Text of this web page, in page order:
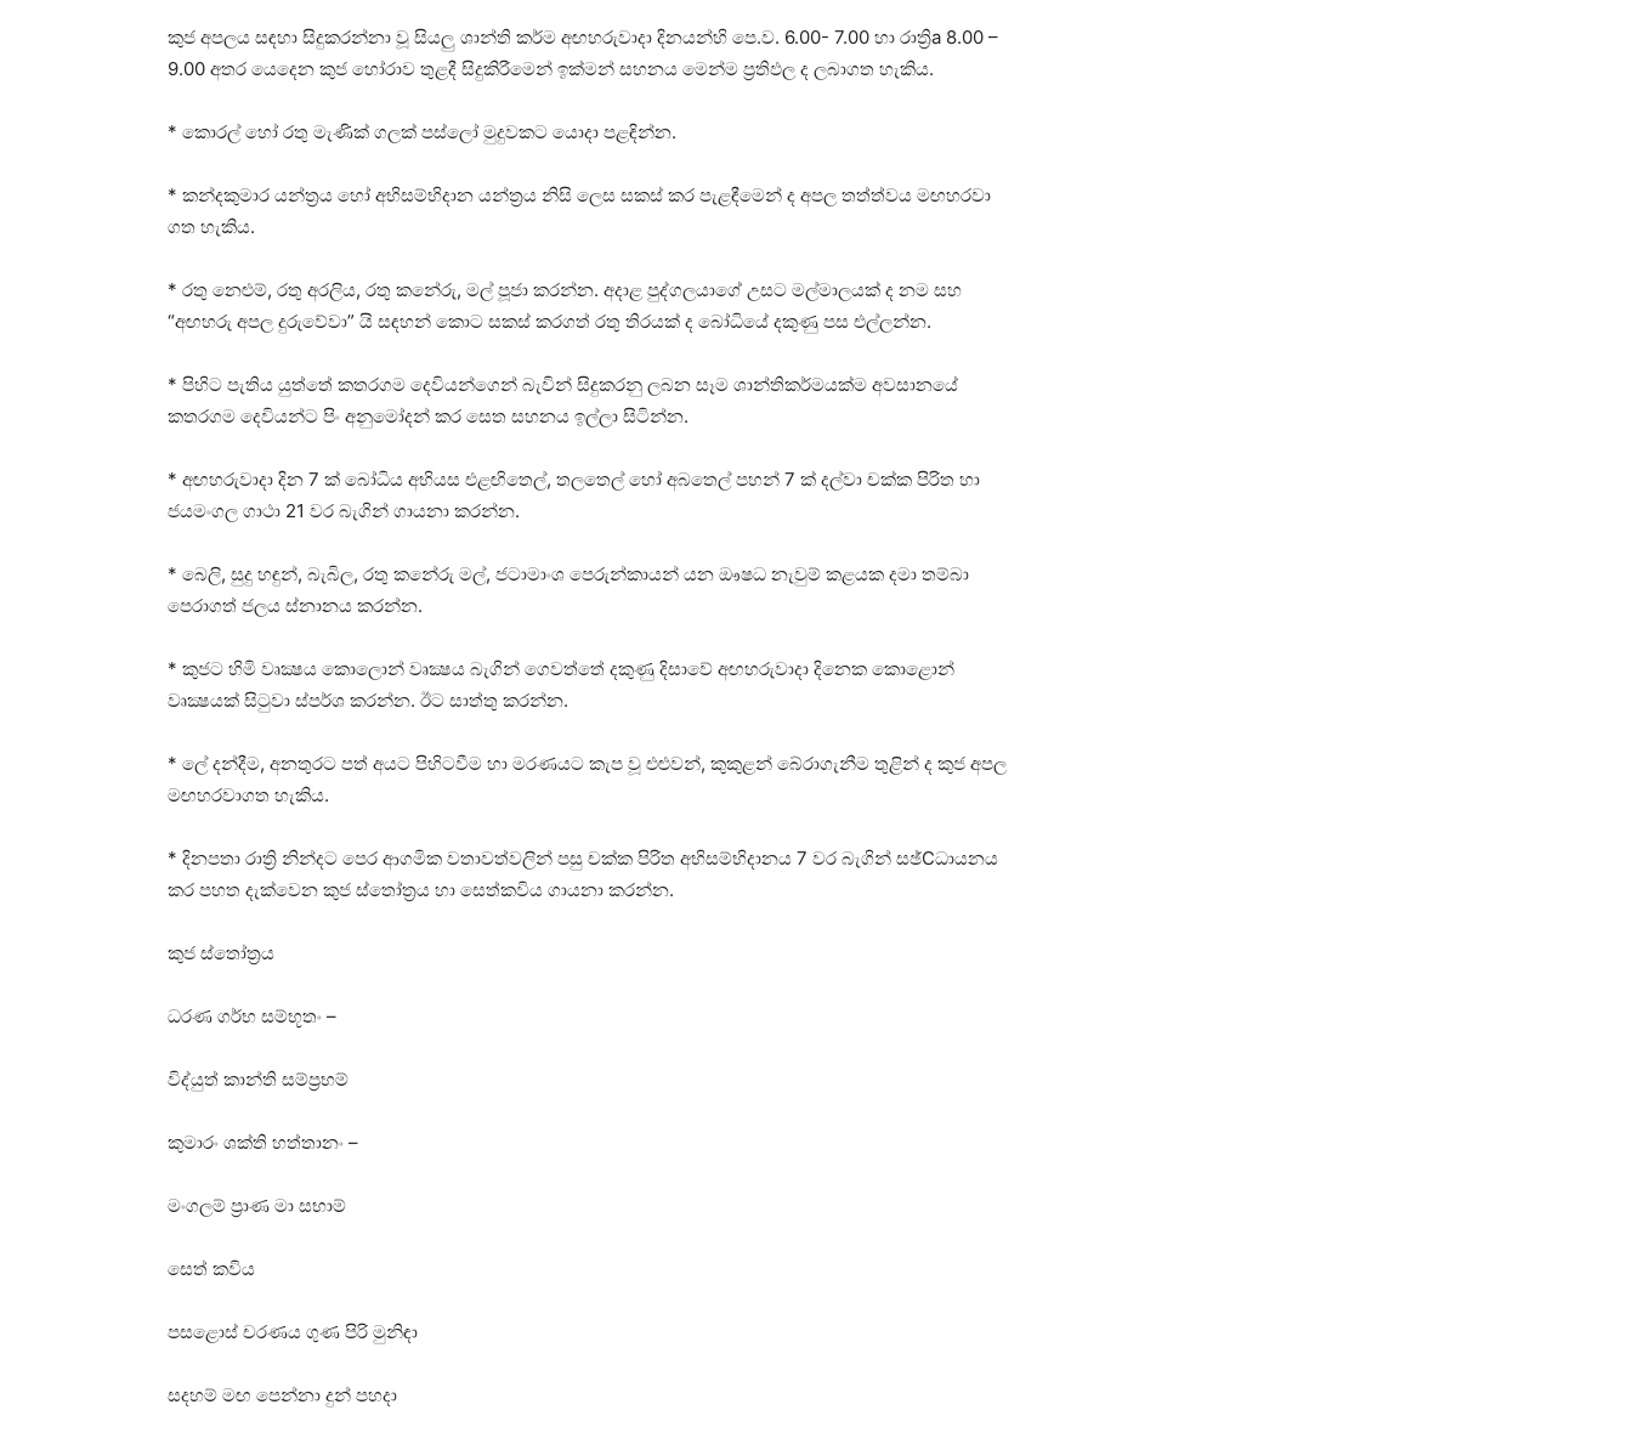
කුජ අපලය සඳහා සිදුකරන්නා වූ සියලු ශාන්ති කර්ම අඟහරුවාදා දිනයන්හි පෙ.ව. 6.00- 7.00 හා රාත්‍රිa 8.00 –
9.00 අතර යෙදෙන කුජ හෝරාව තුළදී සිදුකිරීමෙන් ඉක්‌මන් සහනය මෙන්ම ප්‍රතිඵල ද ලබාගත හැකිය.
* කොරල් හෝ රතු මැණික්‌ ගලක්‌ පස්‌ලෝ මුදුවකට යොදා පළඳින්න.
* කන්දකුමාර යන්ත්‍රය හෝ අභිසම්භිදාන යන්ත්‍රය නිසි ලෙස සකස්‌ කර පැළඳීමෙන් ද අපල තත්ත්වය මඟහරවා
ගත හැකිය.
* රතු නෙළුම්, රතු අරලිය, රතු කනේරු, මල් පූජා කරන්න. අදාළ පුද්ගලයාගේ උසට මල්මාලයක්‌ ද නම සහ
“අඟහරු අපල දුරුවේවා” යි සඳහන් කොට සකස්‌ කරගත් රතු තිරයක්‌ ද බෝධියේ දකුණු පස එල්ලන්න.
* පිහිට පැතිය යුත්තේ කතරගම දෙවියන්ගෙන් බැවින් සිදුකරනු ලබන සෑම ශාන්තිකර්මයක්‌ම අවසානයේ
කතරගම දෙවියන්ට පිං අනුමෝදන් කර සෙත සහනය ඉල්ලා සිටින්න.
* අඟහරුවාදා දින 7 ක්‌ බෝධිය අභියස එළඟිතෙල්, තලතෙල් හෝ අබතෙල් පහන් 7 ක්‌ දල්වා චක්‌ක පිරිත හා
ජයමංගල ගාථා 21 වර බැගින් ගායනා කරන්න.
* බෙලි, සුදු හඳුන්, බැබිල, රතු කනේරු මල්, ජටාමාංශ පෙරුන්කායන් යන ඖෂධ නැවුම් කළයක දමා තම්බා
පෙරාගත් ජලය ස්‌නානය කරන්න.
* කුජට හිමි වෘක්‍ෂය කොලොන් වෘක්‍ෂය බැගින් ගෙවත්තේ දකුණු දිසාවේ අඟහරුවාදා දිනෙක කොළොන්
වෘක්‍ෂයක්‌ සිටුවා ස්‌පර්ශ කරන්න. ඊට සාත්තු කරන්න.
* ලේ දන්දීම, අනතුරට පත් අයට පිහිටවීම හා මරණයට කැප වූ එළුවන්, කුකුළන් බේරාගැනීම තුළින් ද කුජ අපල
මඟහරවාගත හැකිය.
* දිනපතා රාත්‍රි නින්දට පෙර ආගමික වතාවත්වලින් පසු චක්‌ක පිරිත අභිසම්භිදානය 7 වර බැගින් සඡ්Cධායනය
කර පහත දැක්‌වෙන කුජ ස්‌තෝත්‍රය හා සෙත්කවිය ගායනා කරන්න.
කුජ ස්‌තෝත්‍රය
ධරණ ගර්භ සම්භූතං –
විද්යුත් කාන්ති සම්ප්‍රභම්
කුමාරං ශක්‌ති හත්තානං –
මංගලම් ප්‍රාණ මා සභාම්
සෙත් කවිය
පසළොස්‌ චරණය ගුණ පිරි මුනිඳා
සදහම් මඟ පෙන්නා දුන් පහදා